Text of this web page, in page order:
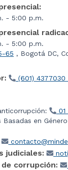
- 5:00 p.m.
- 5:00 p.m.
65 , Bogotá DC,
(601) 4377030
01
Basadas en
judiciales:
corrupción: